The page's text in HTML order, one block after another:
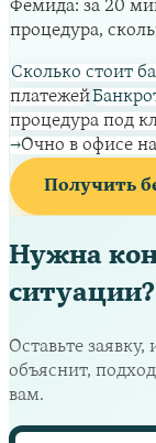
Фемида: за 20
процедура,
Сколько стоит
платежей
процедура под
→Очно в офисе
Получить
Нужна
ситуации?
Оставьте
объяснит,
вам.